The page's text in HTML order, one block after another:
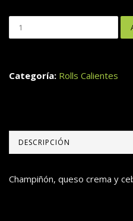
Categoría: Rolls Calientes
DESCRIPCIÓN
Champiñón, queso crema y